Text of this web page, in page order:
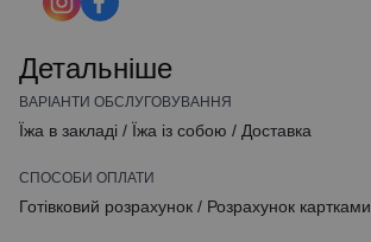
Детальніше
ВАРІАНТИ ОБСЛУГОВУВАННЯ
Їжа в закладі / Їжа із собою / Доставка
СПОСОБИ ОПЛАТИ
Готівковий розрахунок / Розрахунок картками